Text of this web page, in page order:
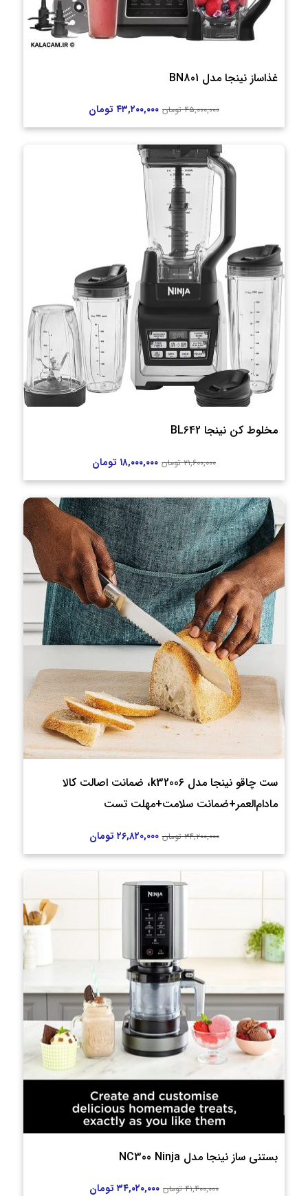
غذاساز نینجا مدل BN801
۴۵,۰۰۰,۰۰۰ تومان ۴۳,۲۰۰,۰۰۰ تومان
مخلوط کن نینجا BL642
۲۱,۶۰۰,۰۰۰ تومان ۱۸,۰۰۰,۰۰۰ تومان
ست چاقو نینجا مدل k32006، ضمانت اصالت کالا
مادام‌العمر+ضمانت سلامت+مهلت تست
۳۴,۲۰۰,۰۰۰ تومان ۲۶,۸۲۰,۰۰۰ تومان
بستنی ساز نینجا مدل NC300 Ninja
۴۱,۴۰۰,۰۰۰ تومان ۳۴,۰۲۰,۰۰۰ تومان